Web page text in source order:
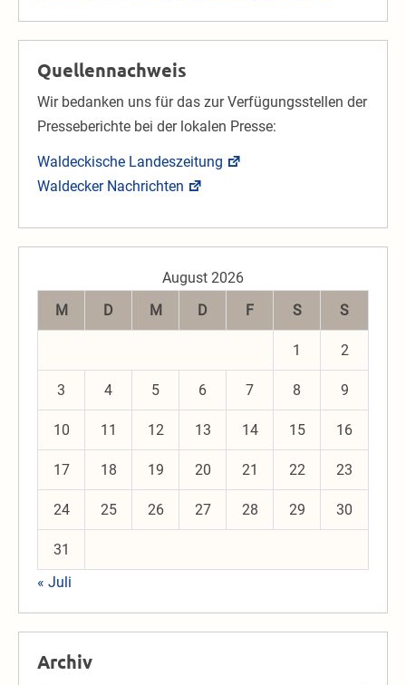
Quellennachweis
Wir bedanken uns für das zur Verfügungsstellen der
Presseberichte bei der lokalen Presse:
Waldeckische Landeszeitung
Waldecker Nachrichten
August 2026
M
D M D F S S
1 2
3 4 5 6 7 8 9
10 11 12 13 14 15 16
17 18 19 20 21 22 23
24 25 26 27 28 29 30
31
« Juli
Archiv